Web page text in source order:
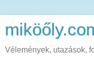
Vélemények, utazások,